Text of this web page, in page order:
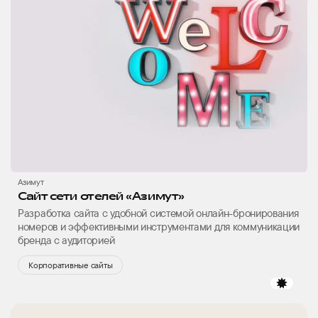
Азимут
Сайт сети отелей «Азимут»
Разработка сайта с удобной системой онлайн-бронирования
номеров и эффективными инструментами для коммуникации
бренда с аудиторией
Корпоративные сайты